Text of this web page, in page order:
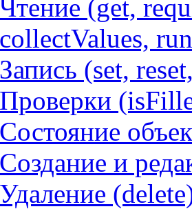
Чтение (get,
collectValues,
Запись (set,
Проверки
Состояние
Создание и
Удаление